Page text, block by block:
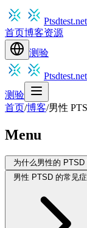
Ptsdtest.net
首页博客资源
测验
Ptsdtest.net
测验
首页/博客/男性
Menu
为什么男性的
男性 PTSD 的常见